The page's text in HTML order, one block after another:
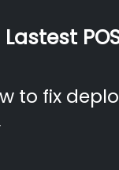
Lastest
to fix